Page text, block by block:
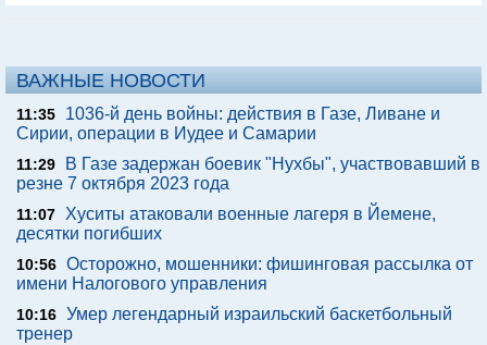
ВАЖНЫЕ НОВОСТИ
11:35
1036-й день войны: действия в Газе, Ливане и
Сирии, операции в Иудее и Самарии
11:29
В Газе задержан боевик "Нухбы", участвовавший в
резне 7 октября 2023 года
11:07 Хуситы атаковали военные лагеря в Йемене,
десятки погибших
10:56 Осторожно, мошенники: фишинговая рассылка от
имени Налогового управления
10:16 Умер легендарный израильский баскетбольный
тренер